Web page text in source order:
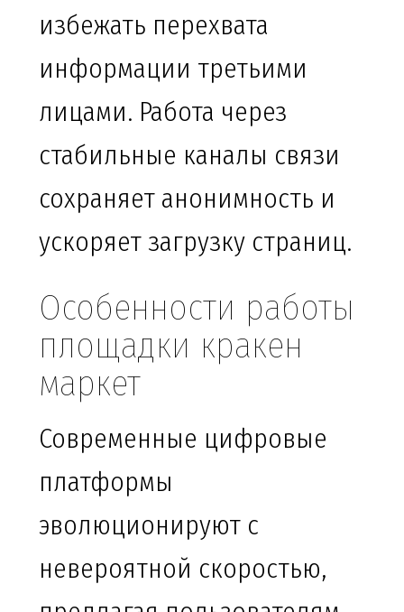
избежать перехвата
информации третьими
лицами. Работа через
стабильные каналы связи
сохраняет анонимность и
ускоряет загрузку страниц.
Особенности работы
площадки кракен
маркет
Современные цифровые
платформы
эволюционируют с
невероятной скоростью,